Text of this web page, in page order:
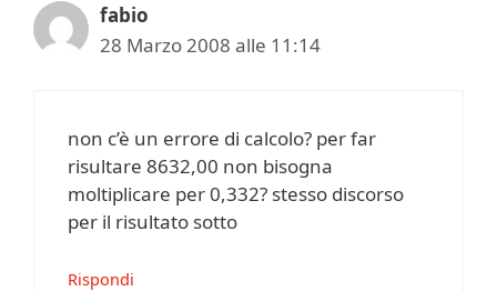
fabio
28 Marzo 2008 alle 11:14
non c’è un errore di calcolo? per far
risultare 8632,00 non bisogna
moltiplicare per 0,332? stesso discorso
per il risultato sotto
Rispondi